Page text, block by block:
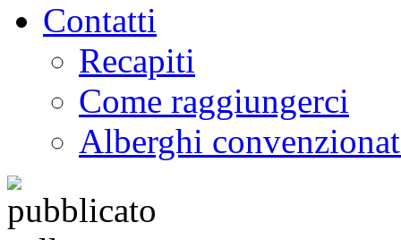
Contatti
Recapiti
Come raggiungerci
Alberghi